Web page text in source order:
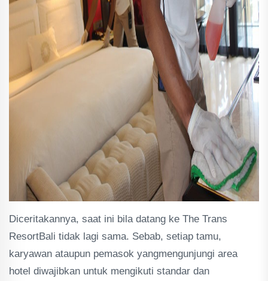
Diceritakannya, saat ini bila datang ke The Trans
ResortBali tidak lagi sama. Sebab, setiap tamu,
karyawan ataupun pemasok yangmengunjungi area
hotel diwajibkan untuk mengikuti standar dan